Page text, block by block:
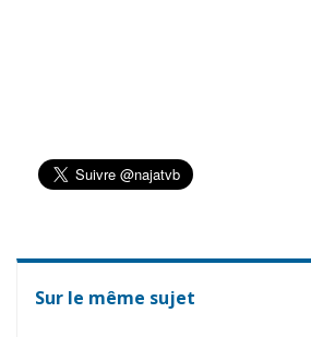
Sur le même sujet